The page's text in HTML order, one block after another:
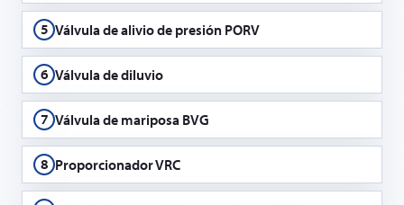
5 Válvula de alivio de presión PORV
6 Válvula de diluvio
7 Válvula de mariposa BVG
8 Proporcionador VRC